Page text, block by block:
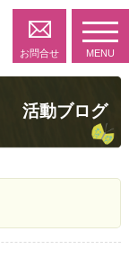
お問合せ MENU
活動ブログ